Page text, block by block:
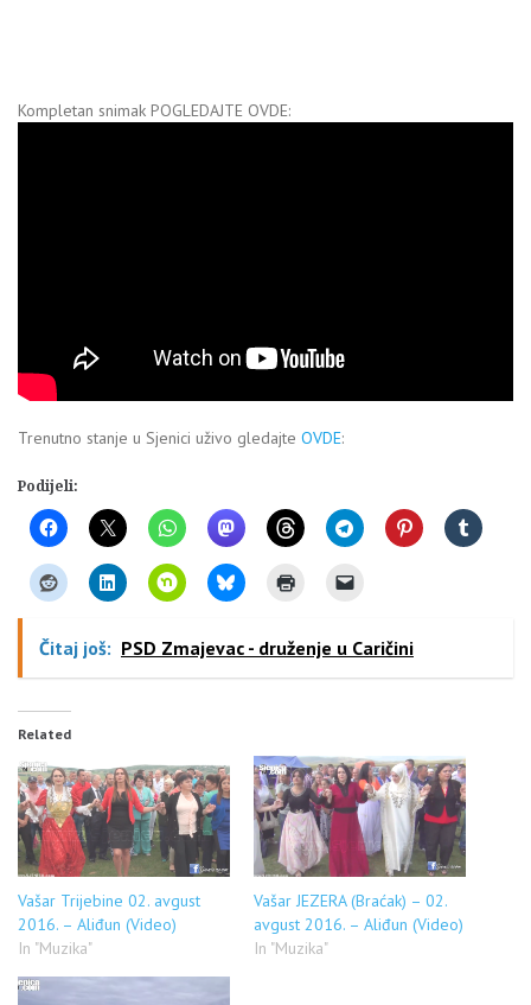
Kompletan snimak POGLEDAJTE OVDE:
Trenutno stanje u Sjenici uživo gledajte OVDE:
Podijeli:
Čitaj još: PSD Zmajevac - druženje u Caričini
Related
Vašar Trijebine 02. avgust
2016. – Aliđun (Video)
In "Muzika"
Vašar JEZERA (Braćak) – 02.
avgust 2016. – Aliđun (Video)
In "Muzika"